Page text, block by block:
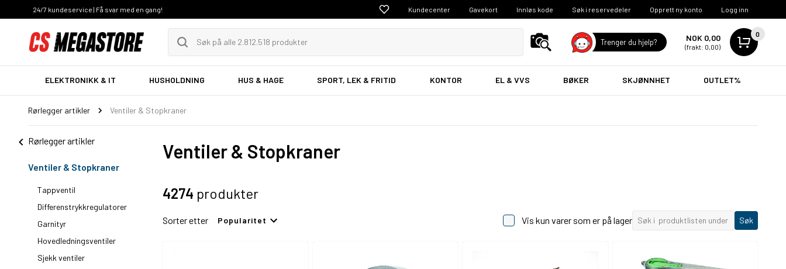
24/7 kundeservice | Få svar med en gang! Kundecenter Gavekort Innløs kode Søk i reservedeler Opprett ny konto Logg inn
Trenger du hjelp? NOK 0,00
(frakt: 0,00)
0
ELEKTRONIKK & IT HUSHOLDNING HUS & HAGE SPORT, LEK & FRITID KONTOR EL & VVS BØKER SKJØNNHET OUTLET%
Rørlegger artikler Ventiler & Stopkraner
Rørlegger artikler
Ventiler & Stopkraner
Tappventil
Differenstrykkregulatorer
Garnityr
Hovedledningsventiler
Sjekk ventiler
Ventiler & Stopkraner
4274 produkter
Sorter etter Popularitet Vis kun varer som er på lager Søk